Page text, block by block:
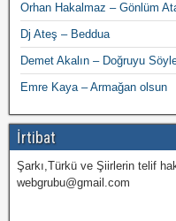
Orhan Hakalmaz – Gönlüm
Dj Ateş – Beddua
Demet Akalın – Doğruyu
Emre Kaya – Armağan olsun
İrtibat
Şarkı,Türkü ve Şiirlerin telif
webgrubu@gmail.com